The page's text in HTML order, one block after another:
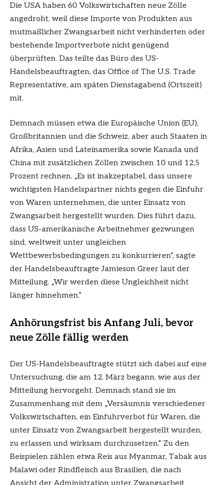
Die USA haben 60 Volkswirtschaften neue Zölle
angedroht, weil diese Importe von Produkten aus
mutmaßlicher Zwangsarbeit nicht verhinderten oder
bestehende Importverbote nicht genügend
überprüften. Das teilte das Büro des US-
Handelsbeauftragten, das Office of The U.S. Trade
Representative, am späten Dienstagabend (Ortszeit)
mit.
Demnach müssen etwa die Europäische Union (EU),
Großbritannien und die Schweiz, aber auch Staaten in
Afrika, Asien und Lateinamerika sowie Kanada und
China mit zusätzlichen Zöllen zwischen 10 und 12,5
Prozent rechnen. „Es ist inakzeptabel, dass unsere
wichtigsten Handelspartner nichts gegen die Einfuhr
von Waren unternehmen, die unter Einsatz von
Zwangsarbeit hergestellt wurden. Dies führt dazu,
dass US-amerikanische Arbeitnehmer gezwungen
sind, weltweit unter ungleichen
Wettbewerbsbedingungen zu konkurrieren“, sagte
der Handelsbeauftragte Jamieson Greer laut der
Mitteilung. „Wir werden diese Ungleichheit nicht
länger hinnehmen.“
Anhörungsfrist bis Anfang Juli, bevor
neue Zölle fällig werden
Der US-Handelsbeauftragte stützt sich dabei auf eine
Untersuchung, die am 12. März begann, wie aus der
Mitteilung hervorgeht. Demnach stand sie im
Zusammenhang mit dem „Versäumnis verschiedener
Volkswirtschaften, ein Einfuhrverbot für Waren, die
unter Einsatz von Zwangsarbeit hergestellt wurden,
zu erlassen und wirksam durchzusetzen.“ Zu den
Beispielen zählen etwa Reis aus Myanmar, Tabak aus
Malawi oder Rindfleisch aus Brasilien, die nach
Ansicht der Administration unter Zwangsarbeit